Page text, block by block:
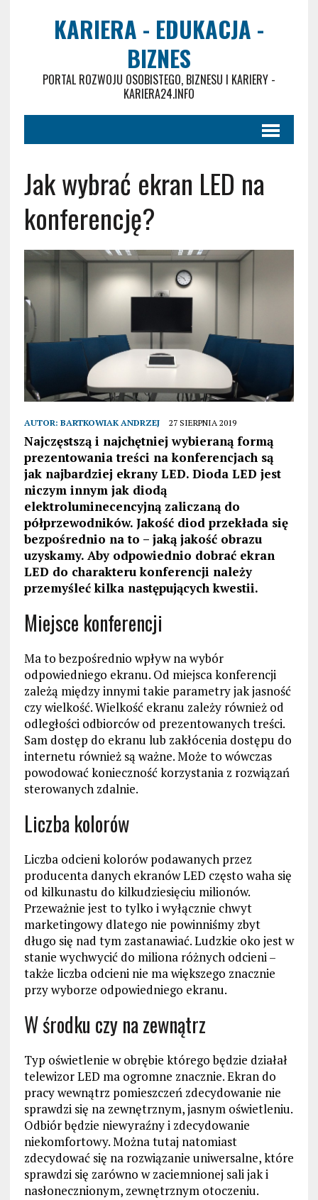
KARIERA - EDUKACJA -
BIZNES
PORTAL ROZWOJU OSOBISTEGO, BIZNESU I KARIERY -
KARIERA24.INFO
Jak wybrać ekran LED na
konferencję?
AUTOR: BARTKOWIAK ANDRZEJ 27 SIERPNIA 2019
Najczęstszą i najchętniej wybieraną formą
prezentowania treści na konferencjach są
jak najbardziej ekrany LED. Dioda LED jest
niczym innym jak diodą
elektroluminecencyjną zaliczaną do
półprzewodników. Jakość diod przekłada się
bezpośrednio na to – jaką jakość obrazu
uzyskamy. Aby odpowiednio dobrać ekran
LED do charakteru konferencji należy
przemyśleć kilka następujących kwestii.
Miejsce konferencji
Ma to bezpośrednio wpływ na wybór
odpowiedniego ekranu. Od miejsca konferencji
zależą między innymi takie parametry jak jasność
czy wielkość. Wielkość ekranu zależy również od
odległości odbiorców od prezentowanych treści.
Sam dostęp do ekranu lub zakłócenia dostępu do
internetu również są ważne. Może to wówczas
powodować konieczność korzystania z rozwiązań
sterowanych zdalnie.
Liczba kolorów
Liczba odcieni kolorów podawanych przez
producenta danych ekranów LED często waha się
od kilkunastu do kilkudziesięciu milionów.
Przeważnie jest to tylko i wyłącznie chwyt
marketingowy dlatego nie powinniśmy zbyt
długo się nad tym zastanawiać. Ludzkie oko jest w
stanie wychwycić do miliona różnych odcieni –
także liczba odcieni nie ma większego znacznie
przy wyborze odpowiedniego ekranu.
W środku czy na zewnątrz
Typ oświetlenie w obrębie którego będzie działał
telewizor LED ma ogromne znacznie. Ekran do
pracy wewnątrz pomieszczeń zdecydowanie nie
sprawdzi się na zewnętrznym, jasnym oświetleniu.
Odbiór będzie niewyraźny i zdecydowanie
niekomfortowy. Można tutaj natomiast
zdecydować się na rozwiązanie uniwersalne, które
sprawdzi się zarówno w zaciemnionej sali jak i
nasłonecznionym, zewnętrznym otoczeniu.